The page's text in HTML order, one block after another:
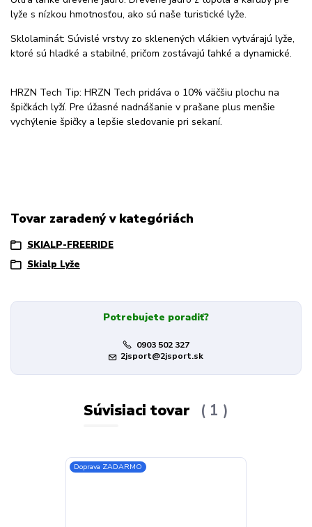
lyže s nízkou hmotnosťou, ako sú naše turistické lyže.
Sklolaminát: Súvislé vrstvy zo sklenených vlákien vytvárajú lyže,
ktoré sú hladké a stabilné, pričom zostávajú ľahké a dynamické.
HRZN Tech Tip: HRZN Tech pridáva o 10% väčšiu plochu na
špičkách lyží. Pre úžasné nadnášanie v prašane plus menšie
vychýlenie špičky a lepšie sledovanie pri sekaní.
Tovar zaradený v kategóriách
SKIALP-FREERIDE
Skialp Lyže
Potrebujete poradiť?
0903 502 327
2jsport@2jsport.sk
Súvisiaci tovar 1
Doprava ZADARMO